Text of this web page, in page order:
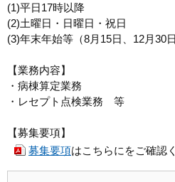
(1)平日17時以降
(2)土曜日・日曜日・祝日
(3)年末年始等（8月15日、12月30
【業務内容】
・病棟算定業務
・レセプト点検業務 等
【募集要項】
募集要項はこちらにをご確認